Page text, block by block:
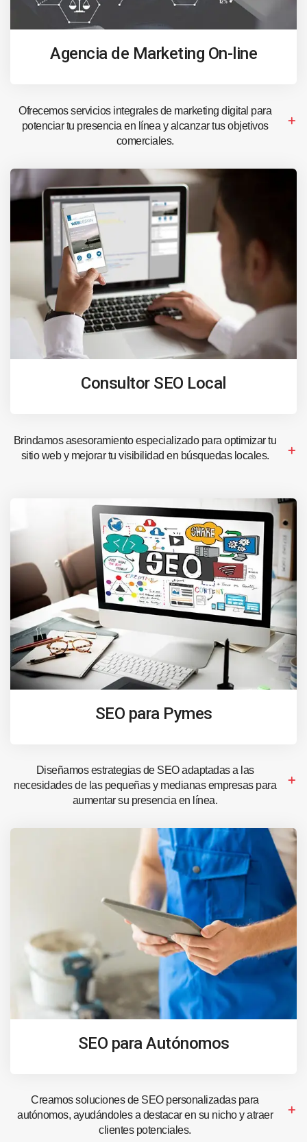
Agencia de Marketing On-line
Ofrecemos servicios integrales de marketing digital para
potenciar tu presencia en línea y alcanzar tus objetivos
comerciales.
Consultor SEO Local
Brindamos asesoramiento especializado para optimizar tu
sitio web y mejorar tu visibilidad en búsquedas locales.
SEO para Pymes
Diseñamos estrategias de SEO adaptadas a las
necesidades de las pequeñas y medianas empresas para
aumentar su presencia en línea.
SEO para Autónomos
Creamos soluciones de SEO personalizadas para
autónomos, ayudándoles a destacar en su nicho y atraer
clientes potenciales.